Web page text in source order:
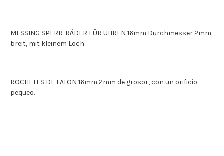
MESSING SPERR-RÄDER FÛR UHREN 16mm Durchmesser 2mm
breit, mit kleinem Loch.
ROCHETES DE LATON 16mm 2mm de grosor, con un orificio
pequeo.